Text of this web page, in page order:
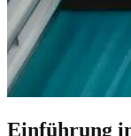
Einführung